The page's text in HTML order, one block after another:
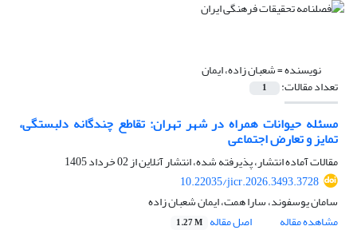
نویسنده =شعبان زاده، ایمان
تعداد مقالات: 1
مسئله حیوانات همراه در شهر تهران: تقاطع چندگانه دلبستگی،
تمایز و تعارض اجتماعی
مقالات آماده انتشار، پذیرفته شده، انتشار آنلاین از02 خرداد 1405
10.22035/jicr.2026.3493.3728
سامان یوسفوند، سارا همت، ایمان شعبان زاده
مشاهده مقاله
اصل مقاله 1.27 M